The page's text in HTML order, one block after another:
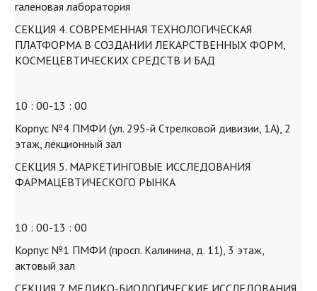
галеновая лаборатория
СЕКЦИЯ 4. СОВРЕМЕННАЯ ТЕХНОЛОГИЧЕСКАЯ
ПЛАТФОРМА В СОЗДАНИИ ЛЕКАРСТВЕННЫХ ФОРМ,
КОСМЕЦЕВТИЧЕСКИХ СРЕДСТВ И БАД
10 : 00-13 : 00
Корпус №4 ПМФИ (ул. 295-й Стрелковой дивизии, 1А), 2
этаж, лекционный зал
СЕКЦИЯ 5. МАРКЕТИНГОВЫЕ ИССЛЕДОВАНИЯ
ФАРМАЦЕВТИЧЕСКОГО РЫНКА
10 : 00-13 : 00
Корпус №1 ПМФИ (просп. Калинина, д. 11), 3 этаж,
актовый зал
СЕКЦИЯ 7. МЕДИКО-БИОЛОГИЧЕСКИЕ ИССЛЕДОВАНИЯ